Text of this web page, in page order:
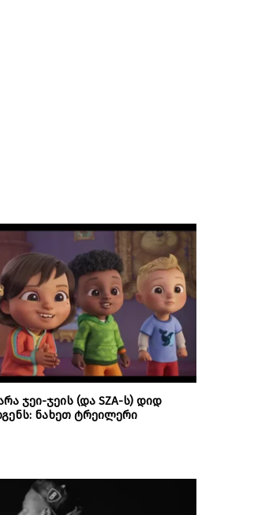
ჯეი-ჯეის (და SZA-ს) დიდ
ნახეთ ტრეილერი